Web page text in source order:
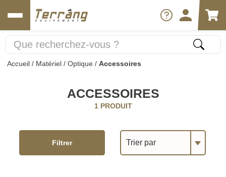
Accueil / Matériel / Optique / Accessoires
ACCESSOIRES
1 PRODUIT
Trier par
Filtrer